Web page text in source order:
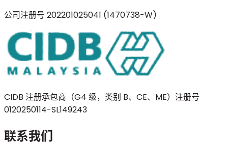
公司注册号 202201025041 (1470738-W)
CIDB 注册承包商（G4 级，类别 B、CE、ME） 注册号
0120250114-SL149243
联系我们